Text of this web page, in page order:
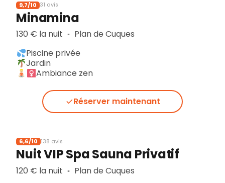
9,7/10 31 avis
Minamina
130 € la nuit ▪︎ Plan de Cuques
Piscine privée
Jardin
Ambiance zen
Réserver maintenant
6,6/10 138 avis
Nuit VIP Spa Sauna Privatif
120 € la nuit ▪︎ Plan de Cuques